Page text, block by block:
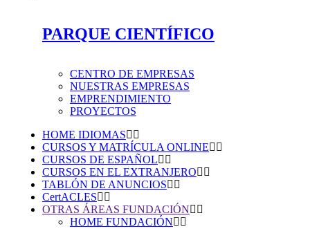
PARQUE CIENTÍFICO
CENTRO DE EMPRESAS
NUESTRAS EMPRESAS
EMPRENDIMIENTO
PROYECTOS
HOME IDIOMAS
CURSOS Y MATRÍCULA ONLINE
CURSOS DE ESPAÑOL
CURSOS EN EL EXTRANJERO
TABLÓN DE ANUNCIOS
CertACLES
OTRAS ÁREAS FUNDACIÓN
HOME FUNDACIÓN